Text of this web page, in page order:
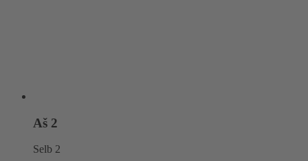
Aš 2
Selb 2